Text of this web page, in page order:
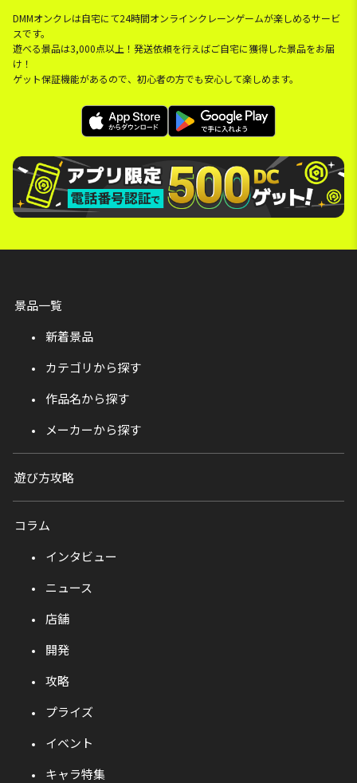
DMMオンクレは自宅にて24時間オンラインクレーンゲームが楽しめるサービ
スです。
遊べる景品は3,000点以上！発送依頼を行えばご自宅に獲得した景品をお届
け！
ゲット保証機能があるので、初心者の方でも安心して楽しめます。
景品一覧
新着景品
カテゴリから探す
作品名から探す
メーカーから探す
遊び方攻略
コラム
インタビュー
ニュース
店舗
開発
攻略
プライズ
イベント
キャラ特集